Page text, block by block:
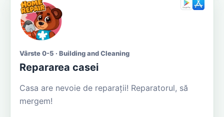
Vârste 0-5 · Building and Cleaning
Repararea casei
Casa are nevoie de reparații! Reparatorul, să
mergem!